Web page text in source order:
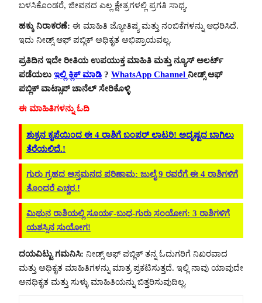
ಬಳಸಿಕೊಂಡರೆ, ಜೀವನದ ಎಲ್ಲ ಕ್ಷೇತ್ರಗಳಲ್ಲಿ ಪ್ರಗತಿ ಸಾಧ್ಯ.
ಹಕ್ಕು ನಿರಾಕರಣೆ: ಈ ಮಾಹಿತಿ ಜ್ಯೋತಿಷ್ಯ ಮತ್ತು ನಂಬಿಕೆಗಳನ್ನು ಆಧರಿಸಿದೆ.
ಇದು ನೀಡ್ಸ್ ಆಫ್ ಪಬ್ಲಿಕ್ ಅಧಿಕೃತ ಅಭಿಪ್ರಾಯವಲ್ಲ.
ಪ್ರತಿದಿನ ಇದೇ ರೀತಿಯ ಉಪಯುಕ್ತ ಮಾಹಿತಿ ಮತ್ತು ನ್ಯೂಸ್ ಅಲರ್ಟ್
ಪಡೆಯಲು ಇಲ್ಲಿ ಕ್ಲಿಕ್ ಮಾಡಿ ? WhatsApp Channel ನೀಡ್ಸ್ ಆಫ್
ಪಬ್ಲಿಕ್ ವಾಟ್ಸಾಪ್ ಚಾನೆಲ್ ಸೇರಿಕೊಳ್ಳಿ
ಈ ಮಾಹಿತಿಗಳನ್ನು ಓದಿ
ಶುಕ್ರನ ಕೃಪೆಯಿಂದ ಈ 4 ರಾಶಿಗೆ ಬಂಪರ್ ಲಾಟರಿ! ಅದೃಷ್ಟದ ಬಾಗಿಲು
ತೆರೆಯಲಿದೆ.!
ಗುರು ಗ್ರಹದ ಅಸ್ತಮನದ ಪರಿಣಾಮ: ಜುಲೈ 9 ರವರೆಗೆ ಈ 4 ರಾಶಿಗಳಿಗೆ
ತೊಂದರೆ ಎಚ್ಚರ.!
ಮಿಥುನ ರಾಶಿಯಲ್ಲಿ ಸೂರ್ಯ-ಬುಧ-ಗುರು ಸಂಯೋಗ: 3 ರಾಶಿಗಳಿಗೆ
ಯಶಸ್ಸಿನ ಸುಯೋಗ!
ದಯವಿಟ್ಟು ಗಮನಿಸಿ: ನೀಡ್ಸ್ ಆಫ್ ಪಬ್ಲಿಕ್ ತನ್ನ ಓದುಗರಿಗೆ ನಿಖರವಾದ
ಮತ್ತು ಅಧಿಕೃತ ಮಾಹಿತಿಗಳನ್ನು ಮಾತ್ರ ಪ್ರಕಟಿಸುತ್ತದೆ. ಇಲ್ಲಿ ನಾವು ಯಾವುದೇ
ಅನಧಿಕೃತ ಮತ್ತು ಸುಳ್ಳು ಮಾಹಿತಿಯನ್ನು ಬಿತ್ತರಿಸುವುದಿಲ್ಲ.